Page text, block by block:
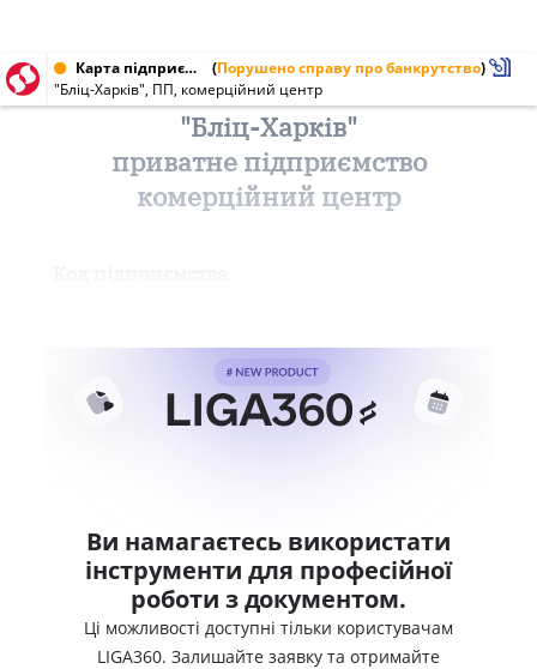
Карта підприємства від 29.07.1998 (Порушено справу про банкрутство)
"Бліц-Харків", ПП, комерційний центр
"Бліц-Харків"
приватне підприємство
комерційний центр
Ви намагаєтесь використати
інструменти для професійної
роботи з документом.
Ці можливості доступні тільки користувачам
LIGA360. Залишайте заявку та отримайте